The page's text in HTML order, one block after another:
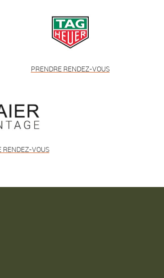
PRENDRE RENDEZ-VOUS
RENDEZ-VOUS